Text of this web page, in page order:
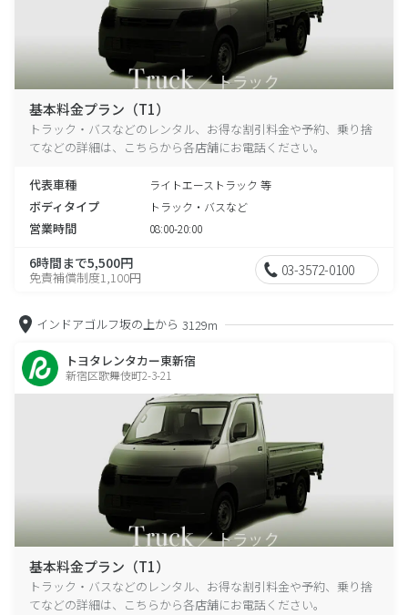
基本料金プラン（T1）
トラック・バスなどのレンタル、お得な割引料金や予約、乗り捨
てなどの詳細は、こちらから各店舗にお電話ください。
代表車種 ライトエーストラック 等
ボディタイプ トラック・バスなど
営業時間 08:00-20:00
6時間まで5,500円
免責補償制度1,100円 03-3572-0100
インドアゴルフ坂の上から 3129m
トヨタレンタカー東新宿
新宿区歌舞伎町2-3-21
基本料金プラン（T1）
トラック・バスなどのレンタル、お得な割引料金や予約、乗り捨
てなどの詳細は、こちらから各店舗にお電話ください。